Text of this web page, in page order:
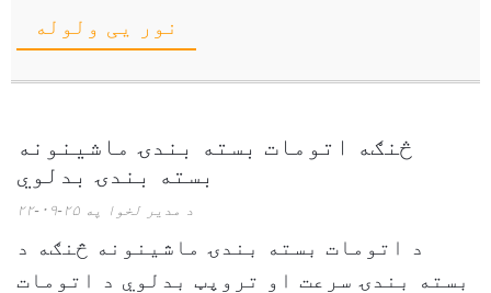
نور یی ولوله
څنګه اتومات بسته بندۍ ماشینونه
بسته بندۍ بدلوي
د مدیر لخوا په ۲۵-۰۹-۲۲
د اتومات بسته بندۍ ماشینونه څنګه د
بسته بندۍ سرعت او تروپټ بدلوي د اتومات